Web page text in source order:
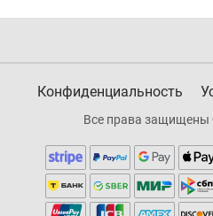
Конфиденциальность
Все права защищены